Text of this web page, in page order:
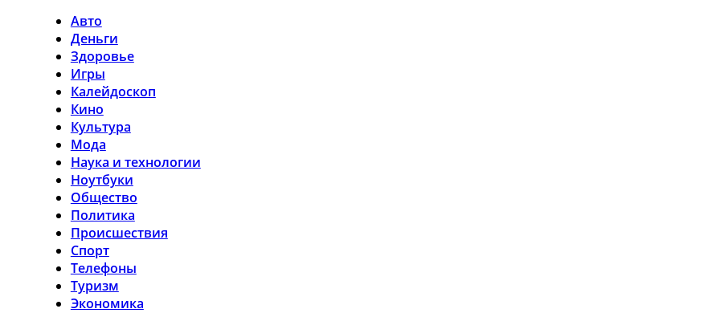
Авто
Деньги
Здоровье
Игры
Калейдоскоп
Кино
Культура
Мода
Наука и технологии
Ноутбуки
Общество
Политика
Происшествия
Спорт
Телефоны
Туризм
Экономика